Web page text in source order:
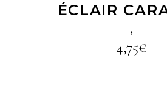
ÉCLAIR
,
4,75€